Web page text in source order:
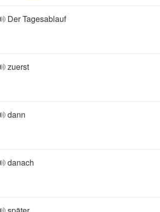
Der Tagesablauf
zuerst
dann
danach